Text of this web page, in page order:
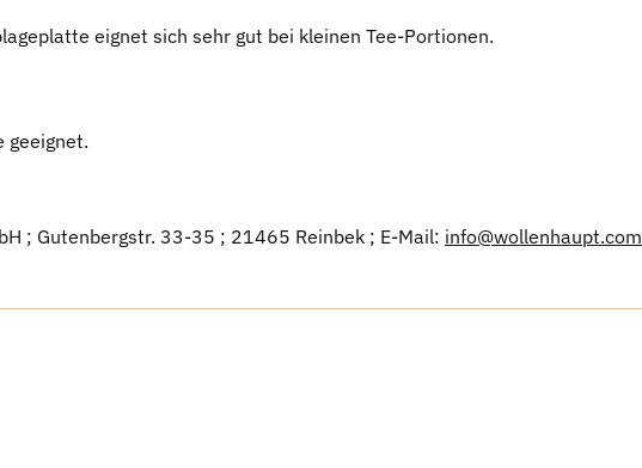
eignet sich sehr gut bei kleinen Tee-Portionen.
geeignet.
; Gutenbergstr. 33-35 ; 21465 Reinbek ; E-Mail: info@wollenhaupt.com